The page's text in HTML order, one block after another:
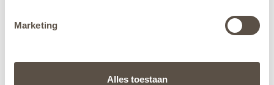
Marketing
Alles toestaan